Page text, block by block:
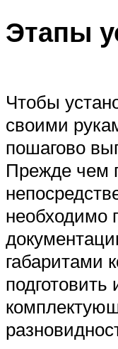
Этапы
Чтобы
своими
пошагово
Прежде чем
необходимо
габаритами